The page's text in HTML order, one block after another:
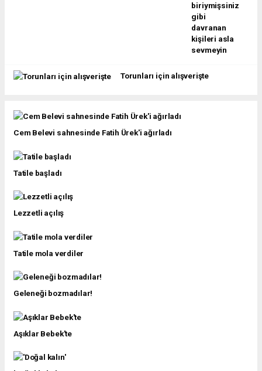
biriymişsiniz
gibi
davranan
kişileri asla
sevmeyin
Torunları için alışverişte
Cem Belevi sahnesinde Fatih Ürek'i ağırladı
Tatile başladı
Lezzetli açılış
Tatile mola verdiler
Geleneği bozmadılar!
Aşıklar Bebek'te